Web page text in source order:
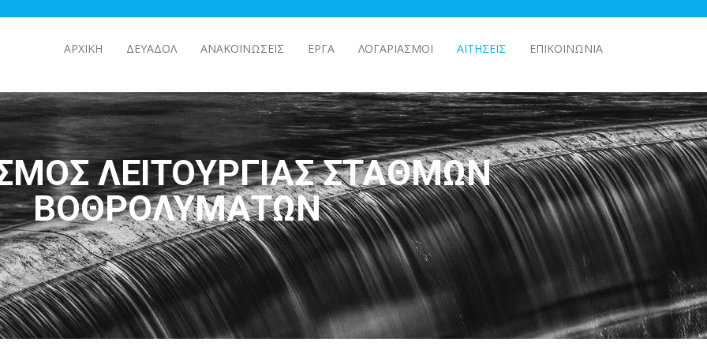
ΑΡΧΙΚΉ ΔΕΥΑΔΟΛ ΑΝΑΚΟΙΝΩΣΕΙΣ ΕΡΓΑ ΛΟΓΑΡΙΑΣΜΟΊ ΑΙΤΉΣΕΙΣ ΕΠΙΚΟΙΝΩΝΊΑ
ΛΕΙΤΟΥΡΓΊΑΣ ΣΤΑΘΜΏΝ
ΒΟΘΡΟΛΥΜΆΤΩΝ